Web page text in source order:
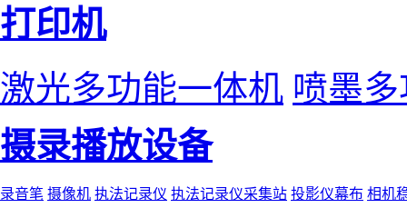
打印机
激光多功能一体机 喷墨
摄录播放设备
录音笔 摄像机 执法记录仪 执法记录仪采集站 投影仪幕布 相机